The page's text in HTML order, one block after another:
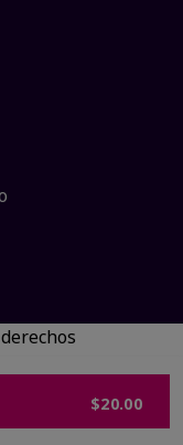
$20.00
Privacidad
Cambiar país